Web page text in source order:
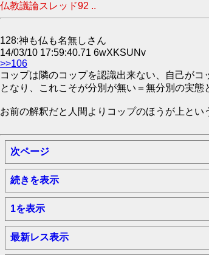
仏教議論スレッド92 ..
128:神も仏も名無しさん
14/03/10 17:59:40.71 6wXKSUNv
>>106
コップは隣のコップを認識出来ない、自己が
となり、これこそが分別が無い＝無分別の実態
お前の解釈だと人間よりコップのほうが上とい
次ページ
続きを表示
1を表示
最新レス表示